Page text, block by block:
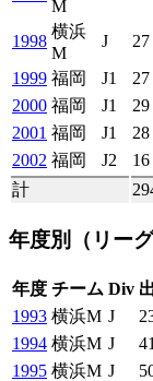
M
1998
横浜
M
J 27
1999 福岡 J1 27
2000 福岡 J1 29
2001 福岡 J1 28
2002 福岡 J2 16
計
年度別 （リー
年度 チーム Div
1993 横浜M J
1994 横浜M J 41
1995 横浜M J